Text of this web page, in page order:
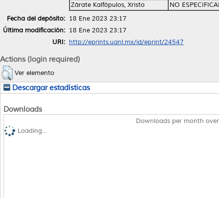
Zárate Kalfópulos, Xristo
NO
Fecha del depósito: 18 Ene 2023 23:17
Última modificación: 18 Ene 2023 23:17
URI: http://eprints.uanl.mx/id/eprint/24547
Actions (login required)
Ver elemento
Descargar estadísticas
Downloads
Downloads per month
Loading...